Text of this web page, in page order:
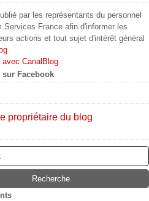
par les représentants du personnel
Services France afin d'informer les
actions et tout sujet d'intérêt général
avec CanalBlog
Facebook
propriétaire du blog